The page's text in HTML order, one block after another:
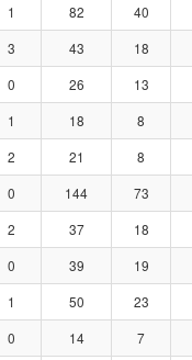
1 82 40
3 43 18
0 26 13
1 18 8
2 21 8
0 144 73
2 37 18
0 39 19
1 50 23
0 14 7